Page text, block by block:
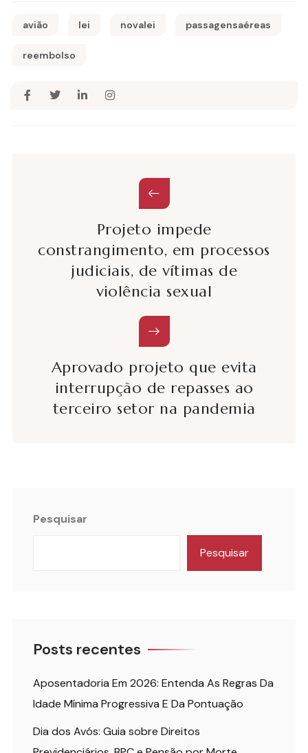
avião lei novalei passagensaéreas
reembolso
Projeto impede
constrangimento, em processos
judiciais, de vítimas de
violência sexual
Aprovado projeto que evita
interrupção de repasses ao
terceiro setor na pandemia
Pesquisar
Pesquisar
Posts recentes
Aposentadoria Em 2026: Entenda As Regras Da
Idade Mínima Progressiva E Da Pontuação
Dia dos Avós: Guia sobre Direitos